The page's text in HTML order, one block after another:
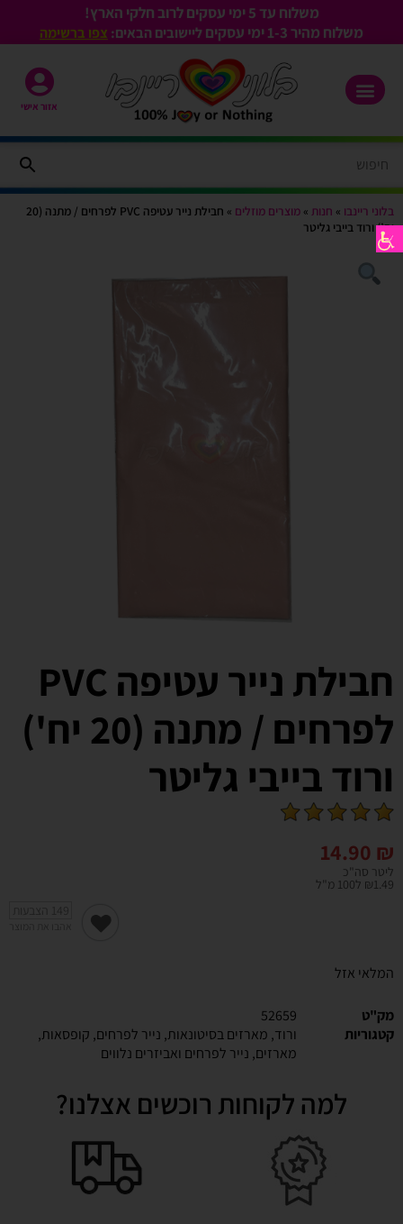
משלוח עד 5 ימי עסקים לרוב חלקי הארץ!
משלוח מהיר 1-3
ימי עסקים ליישובים הבאים: צפו ברשימה
אזור אישי
בלוני ריינבו » חנות » מוצרים מוזלים »
חבילת נייר עטיפה PVC לפרחים / מתנה (20
יח’) ורוד בייבי גליטר
חבילת נייר עטיפה PVC
לפרחים / מתנה (20 יח')
ורוד בייבי גליטר
14.90 ₪
ליטר סה"כ
₪1.49 ל100 מ"ל
המלאי אזל
מק"ט
52659
קטגוריות
ורוד, מארזים בסיטונאות, נייר לפרחים, קופסאות,
מארזים, נייר לפרחים ואביזרים נלווים
למה לקוחות רוכשים אצלנו?